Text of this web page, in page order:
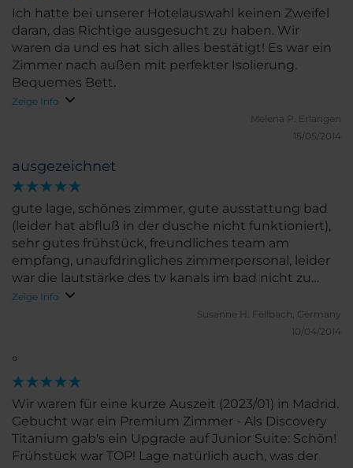
°
Wir waren für eine kurze Auszeit (2023/01) in Madrid.
Gebucht war ein Premium Zimmer - Als Discovery
Titanium gab's ein Upgrade auf Junior Suite: Schön!
Frühstück war TOP! Lage natürlich auch, was der
Ich hatte bei unserer Hotelauswahl keinen Zweifel
daran, das Richtige ausgesucht zu haben. Wir
waren da und es hat sich alles bestätigt! Es war ein
Zimmer nach außen mit perfekter Isolierung.
Bequemes Bett.
Zeige Info
Melena P. Erlangen
15/05/2014
ausgezeichnet
gute lage, schönes zimmer, gute ausstattung bad
(leider hat abfluß in der dusche nicht funktioniert),
sehr gutes frühstück, freundliches team am
empfang, unaufdringliches zimmerpersonal, leider
war die lautstärke des tv kanals im bad nicht zu
regulieren.
Zeige Info
Susanne H.
Fellbach, Germany
10/04/2014